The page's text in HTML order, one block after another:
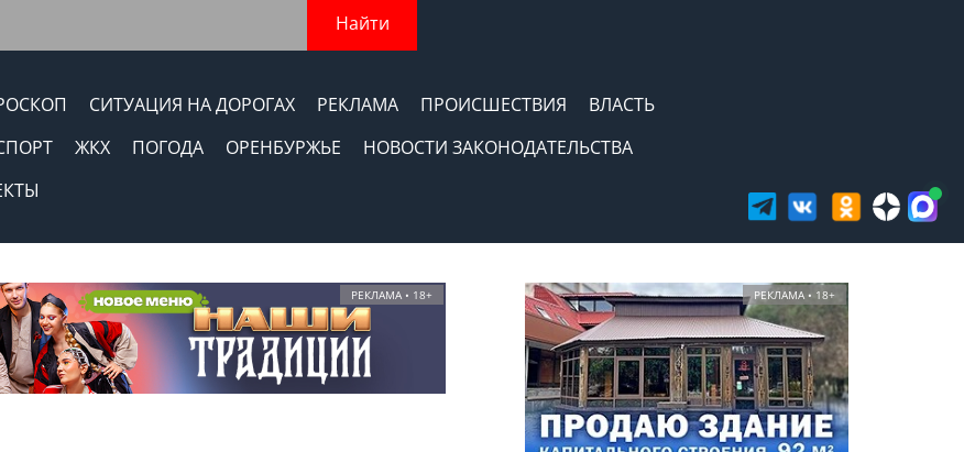
Найти
СИТУАЦИЯ НА ДОРОГАХ РЕКЛАМА ПРОИСШЕСТВИЯ
ВЛАСТЬ
ЖКХ ПОГОДА ОРЕНБУРЖЬЕ
НОВОСТИ ЗАКОНОДАТЕЛЬСТВА
РЕКЛАМА • 18+ РЕКЛАМА • 18+